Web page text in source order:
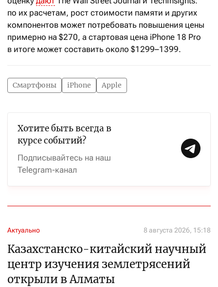
по их расчетам, рост стоимости памяти и других
компонентов может потребовать повышения цены
примерно на $270, а стартовая цена iPhone 18 Pro
в итоге может составить около $1299–1399.
Смартфоны iPhone Apple
Хотите быть всегда в
курсе событий?
Подписывайтесь на наш
Telegram-канал
Актуально 8 августа 2026, 15:18
Казахстанско-китайский научный
центр изучения землетрясений
открыли в Алматы